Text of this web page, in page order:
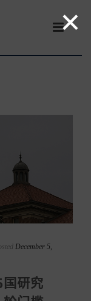
December 5,
研究
×